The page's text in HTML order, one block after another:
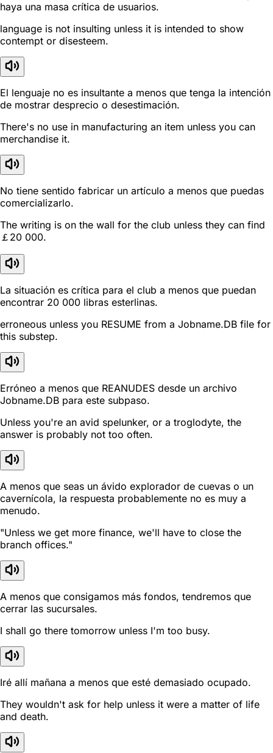
haya una masa crítica de usuarios.
language is not insulting unless it is intended to show
contempt or disesteem.
El lenguaje no es insultante a menos que tenga la intención
de mostrar desprecio o desestimación.
There's no use in manufacturing an item unless you can
merchandise it.
No tiene sentido fabricar un artículo a menos que puedas
comercializarlo.
The writing is on the wall for the club unless they can find
￡20 000.
La situación es crítica para el club a menos que puedan
encontrar 20 000 libras esterlinas.
erroneous unless you RESUME from a Jobname.DB file for
this substep.
Erróneo a menos que REANUDES desde un archivo
Jobname.DB para este subpaso.
Unless you're an avid spelunker, or a troglodyte, the
answer is probably not too often.
A menos que seas un ávido explorador de cuevas o un
cavernícola, la respuesta probablemente no es muy a
menudo.
"Unless we get more finance, we'll have to close the
branch offices."
A menos que consigamos más fondos, tendremos que
cerrar las sucursales.
I shall go there tomorrow unless I'm too busy.
Iré allí mañana a menos que esté demasiado ocupado.
They wouldn't ask for help unless it were a matter of life
and death.